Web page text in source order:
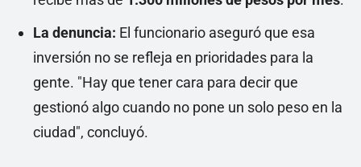
La denuncia: El funcionario aseguró que esa
inversión no se refleja en prioridades para la
gente. "Hay que tener cara para decir que
gestionó algo cuando no pone un solo peso en la
ciudad", concluyó.